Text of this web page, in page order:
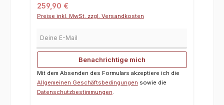
Regulärer Preis:
259,90 €
Preise inkl. MwSt. zzgl. Versandkosten
Benachrichtige mich
Mit dem Absenden des Formulars akzeptiere ich die
Allgemeinen Geschäftsbedingungen sowie die
Datenschutzbestimmungen.